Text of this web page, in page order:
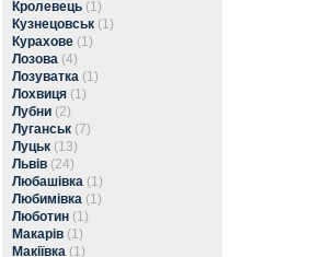
Кролевець (1)
Кузнецовськ (1)
Курахове (1)
Лозова (4)
Лозуватка (1)
Лохвиця (1)
Лубни (2)
Луганськ (7)
Луцьк (13)
Львів (24)
Любашівка (1)
Любимівка (1)
Люботин (1)
Макарів (1)
Макіївка (1)